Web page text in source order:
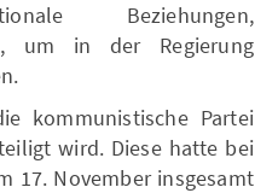
Beziehungen,
um in der Regierung
kommunistische Partei
wird. Diese hatte bei
17. November insgesamt